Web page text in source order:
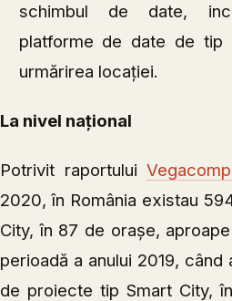
schimbul de date,
platforme de date de tip
urmărirea locației.
La nivel național
Potrivit raportului
2020, în România existau
City, în 87 de orașe,
perioadă a anului 2019,
de proiecte tip Smart City,